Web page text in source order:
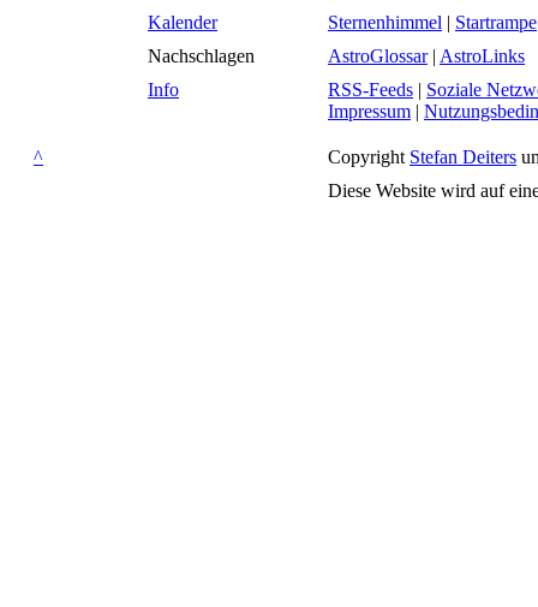
Kalender
Sternenhimmel | Startrampe
Nachschlagen
AstroGlossar| AstroLinks
Info
RSS-Feeds | Soziale
Impressum |
^ Copyright Stefan Deiters
Diese Website wird auf